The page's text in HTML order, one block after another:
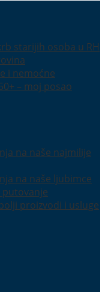
starijih osoba u RH
i nemoćne
– moj posao
na naše najmilije
na naše ljubimce
putovanje
proizvodi i usluge